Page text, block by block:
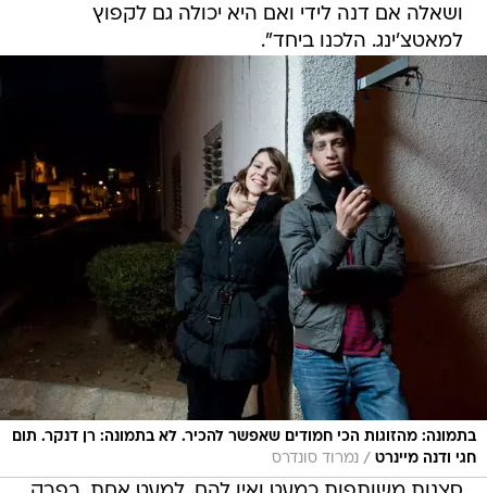
ושאלה אם דנה לידי ואם היא יכולה גם לקפוץ
למאטצ'ינג. הלכנו ביחד".
בתמונה: מהזוגות הכי חמודים שאפשר להכיר. לא בתמונה: רן דנקר. תום
חגי ודנה מיינרט / נמרוד סונדרס